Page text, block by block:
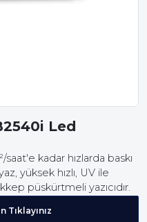
Led
kadar hızlarda baskı
yüksek hızlı, UV ile
püskürtmeli yazıcıdır.
Tıklayınız